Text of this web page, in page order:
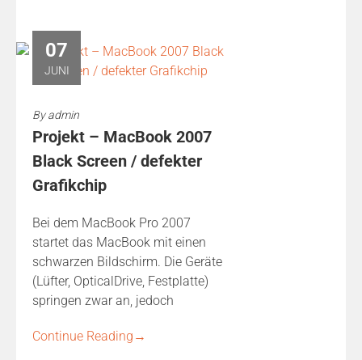
07
JUNI
Byadmin
Projekt – MacBook 2007
Black Screen / defekter
Grafikchip
Bei dem MacBook Pro 2007
startet das MacBook mit einen
schwarzen Bildschirm. Die Geräte
(Lüfter, OpticalDrive, Festplatte)
springen zwar an, jedoch
Continue Reading →